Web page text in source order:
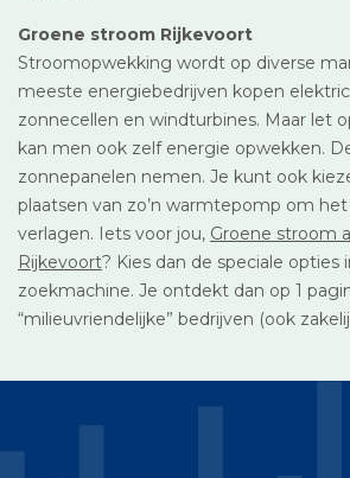
Groene stroom Rijkevoort
Stroomopwekking wordt op diverse
meeste energiebedrijven kopen
zonnecellen en windturbines. Maar let
kan men ook zelf energie opwekken.
zonnepanelen nemen. Je kunt ook
plaatsen van zo’n warmtepomp om
verlagen. Iets voor jou, Groene stroom
Rijkevoort? Kies dan de speciale opties
zoekmachine. Je ontdekt dan op 1
“milieuvriendelijke” bedrijven (ook